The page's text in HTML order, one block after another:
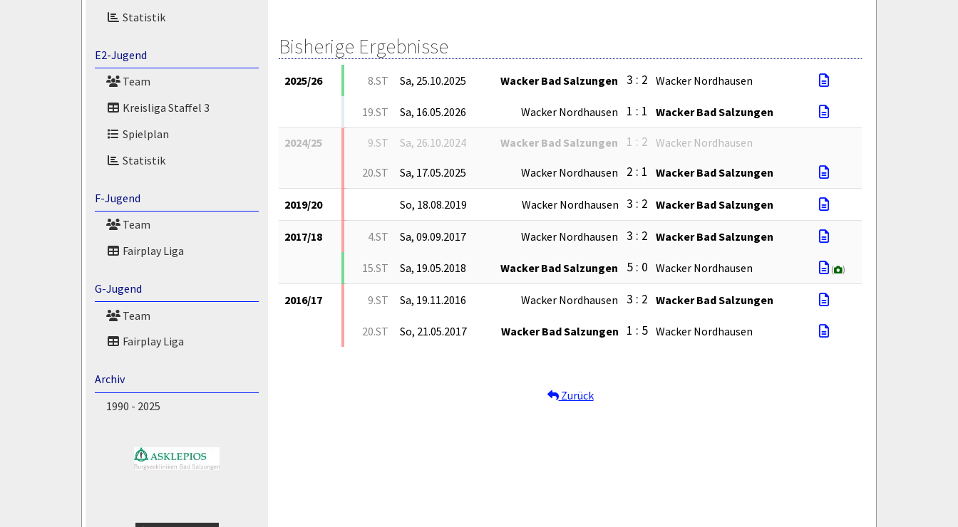
Statistik
E2-Jugend
Team
Kreisliga Staffel 3
Spielplan
Statistik
F-Jugend
Team
Fairplay Liga
G-Jugend
Team
Fairplay Liga
Archiv
1990 - 2025
Bisherige Ergebnisse
2025/26 8.ST Sa, 25.10.2025 Wacker Bad Salzungen 3 : 2 Wacker Nordhausen
19.ST Sa, 16.05.2026 Wacker Nordhausen 1 : 1 Wacker Bad Salzungen
2024/25 9.ST Sa, 26.10.2024 Wacker Bad Salzungen 1 : 2 Wacker Nordhausen
20.ST Sa, 17.05.2025 Wacker Nordhausen 2 : 1 Wacker Bad Salzungen
2019/20 So, 18.08.2019 Wacker Nordhausen 3 : 2 Wacker Bad Salzungen
2017/18 4.ST Sa, 09.09.2017 Wacker Nordhausen 3 : 2 Wacker Bad Salzungen
15.ST Sa, 19.05.2018 Wacker Bad Salzungen 5 : 0 Wacker Nordhausen ( )
2016/17 9.ST Sa, 19.11.2016 Wacker Nordhausen 3 : 2 Wacker Bad Salzungen
20.ST So, 21.05.2017 Wacker Bad Salzungen 1 : 5 Wacker Nordhausen
Zurück